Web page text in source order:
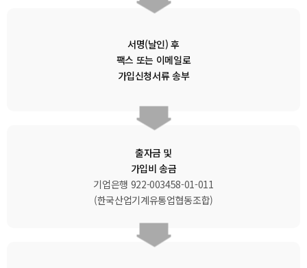
서명(날인) 후
팩스 또는 이메일로
가입신청서류 송부
출자금 및
가입비 송금
기업은행 922-003458-01-011
(한국산업기계유통업협동조합)